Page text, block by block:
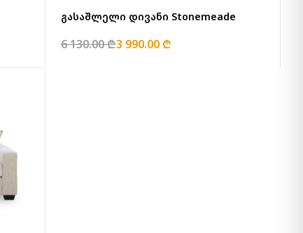
გასაშლელი დივანი Stonemeade
6 130.00 ₾3 990.00 ₾